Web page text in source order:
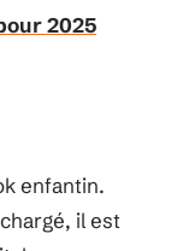
2025
enfantin.
il est